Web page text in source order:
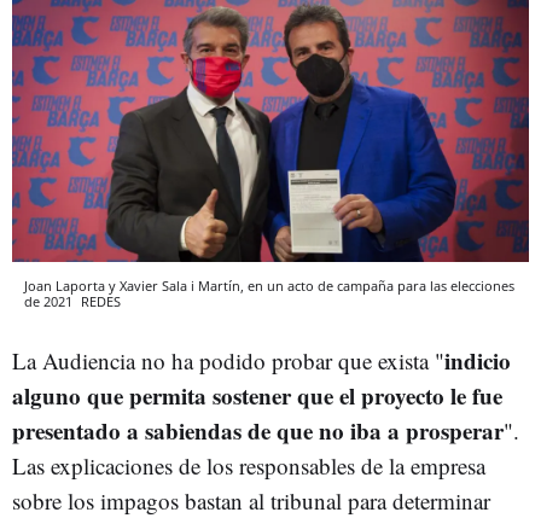
Joan Laporta y Xavier Sala i Martín, en un acto de campaña para las elecciones
de 2021
REDES
La Audiencia no ha podido probar que exista "indicio
alguno que permita sostener que el proyecto le fue
presentado a sabiendas de que no iba a prosperar".
Las explicaciones de los responsables de la empresa
sobre los impagos bastan al tribunal para determinar